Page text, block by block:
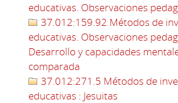
educativas. Observaciones
37.012:159.92 Métodos de
educativas. Observaciones
Desarrollo y capacidades
comparada
37.012:271.5 Métodos de
educativas : Jesuitas